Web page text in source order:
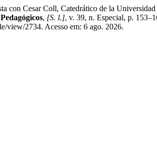
Cesar Coll, Catedrático de la Universidad
, [S. l.], v. 39, n. Especial, p.
view/2734. Acesso em: 6 ago. 2026.